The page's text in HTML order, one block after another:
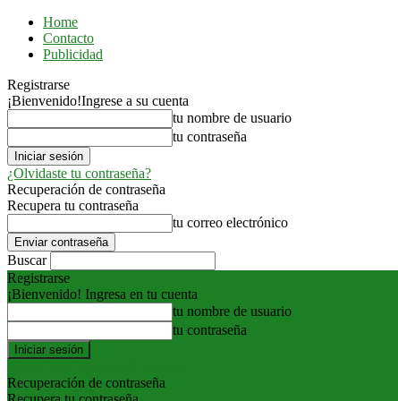
Home
Contacto
Publicidad
Registrarse
¡Bienvenido!Ingrese a su cuenta
tu nombre de usuario
tu contraseña
¿Olvidaste tu contraseña?
Recuperación de contraseña
Recupera tu contraseña
tu correo electrónico
Buscar
Registrarse
¡Bienvenido! Ingresa en tu cuenta
tu nombre de usuario
tu contraseña
Recuperación de contraseña